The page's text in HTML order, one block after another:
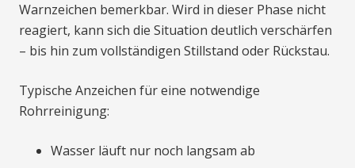
Warnzeichen bemerkbar. Wird in dieser Phase nicht
reagiert, kann sich die Situation deutlich verschärfen
– bis hin zum vollständigen Stillstand oder Rückstau.
Typische Anzeichen für eine notwendige
Rohrreinigung:
Wasser läuft nur noch langsam ab